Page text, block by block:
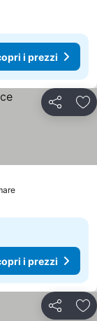
Scopri i prezzi
i prezzi
Condividi
Scopri i prezzi
i prezzi
Condividi